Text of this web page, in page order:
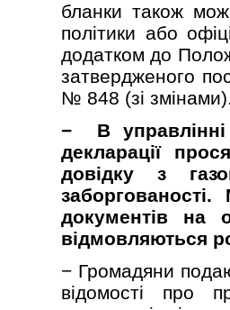
бланки також
політики або
додатком до
затвердженого
№ 848 (зі
− В управлінні
декларації
довідку з
документів на
відмовляються
− Громадяни
відомості про